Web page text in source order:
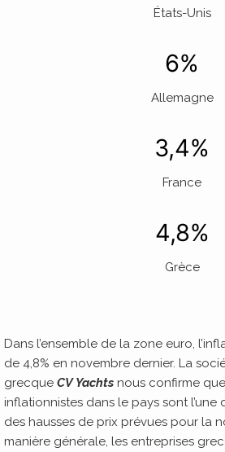
États-Unis
6%
Allemagne
3,4%
France
4,8%
Grèce
Dans l’ensemble de la zone euro,
de 4,8% en novembre dernier. La
grecque CV Yachts nous confirme
inflationnistes dans le pays sont l’une
des hausses de prix prévues pour la
manière générale, les entreprises